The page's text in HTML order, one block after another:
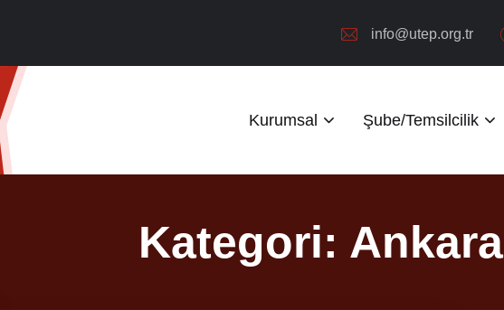
info@utep.org.tr
Kurumsal Şube/Temsilcilik
Kategori: Ankara